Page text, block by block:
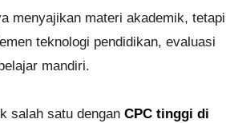
menyajikan materi akademik, tetapi
teknologi pendidikan, evaluasi
mandiri.
salah satu dengan CPC tinggi di